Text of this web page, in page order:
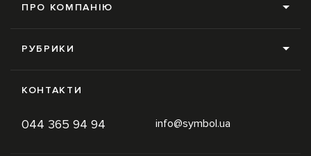
ПРО КОМПАНІЮ
Контакти
РУБРИКИ
Trends
КОНТАКТИ
044 365 94 94 info@symbol.ua